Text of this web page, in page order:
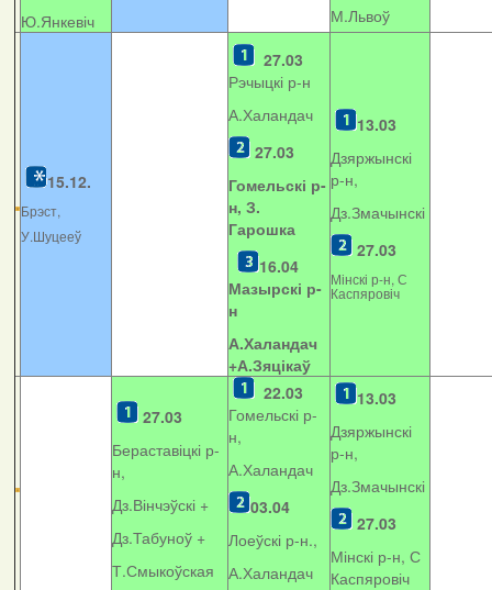
Ю.Янкевіч
М.Львоў
15.12.
Брэст,
У.Шуцееў
27.03
Рэчыцкі р-н
А.Халандач
27.03
Гомельскі р-
н, З.
Гарошка
16.04
Мазырскі р-
н
А.Халандач
+А.Зяцікаў
13.03
Дзяржынскі
р-н,
Дз.Змачынскі
27.03
Мінскі р-н, С
Каспяровіч
27.03
Бераставіцкі р-
н,
Дз.Вінчэўскі +
Дз.Табуноў +
Т.Смыкоўская
22.03
Гомельскі р-
н,
А.Халандач
03.04
Лоеўскі р-н.,
А.Халандач
13.03
Дзяржынскі
р-н,
Дз.Змачынскі
27.03
Мінскі р-н, С
Каспяровіч